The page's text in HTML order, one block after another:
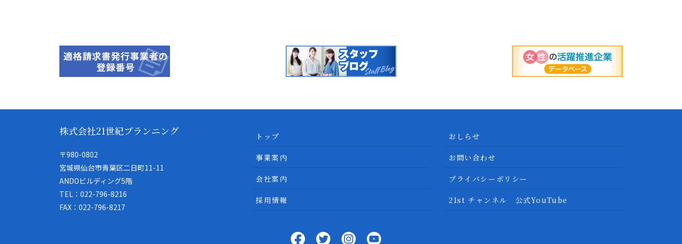
株式会社21世紀プランニング
〒980-0802
宮城県仙台市青葉区二日町11-11
ANDOビルディング5階
TEL：022-796-8216
FAX：022-796-8217
トップ
事業案内
会社案内
採用情報
おしらせ
お問い合わせ
プライバシーポリシー
21st チャンネル 公式YouTube